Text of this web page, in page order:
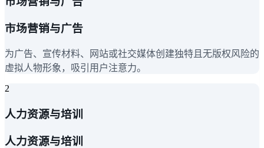
市场营销与广告
为广告、宣传材料、网站或社交媒体创建独特且无版权风险的
虚拟人物形象，吸引用户注意力。
2
人力资源与培训
人力资源与培训